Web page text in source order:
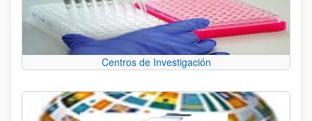
Centros de Investigación